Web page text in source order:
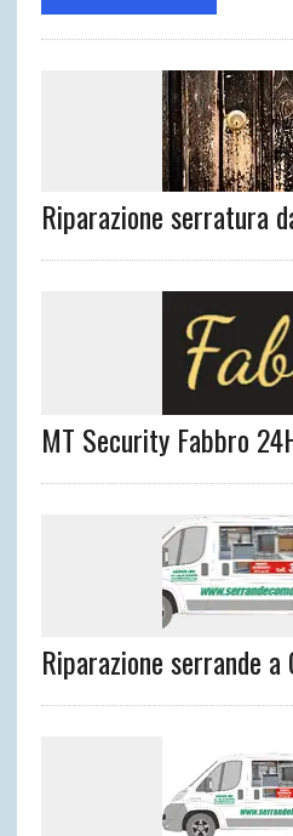
Riparazione serratura
MT Security Fabbro
Riparazione serrande a